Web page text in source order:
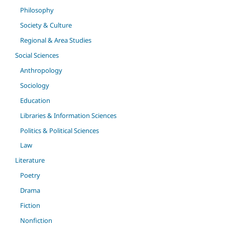
Philosophy
Society & Culture
Regional & Area Studies
Social Sciences
Anthropology
Sociology
Education
Libraries & Information Sciences
Politics & Political Sciences
Law
Literature
Poetry
Drama
Fiction
Nonfiction